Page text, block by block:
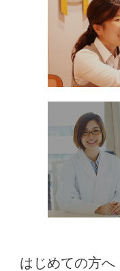
はじめての方へ